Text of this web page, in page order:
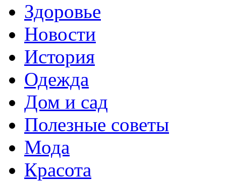
Здоровье
Новости
История
Одежда
Дом и сад
Полезные советы
Мода
Красота